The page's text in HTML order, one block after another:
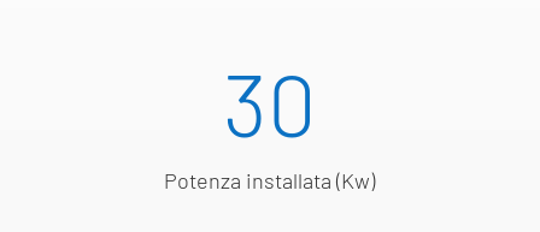
30
Potenza installata (Kw)